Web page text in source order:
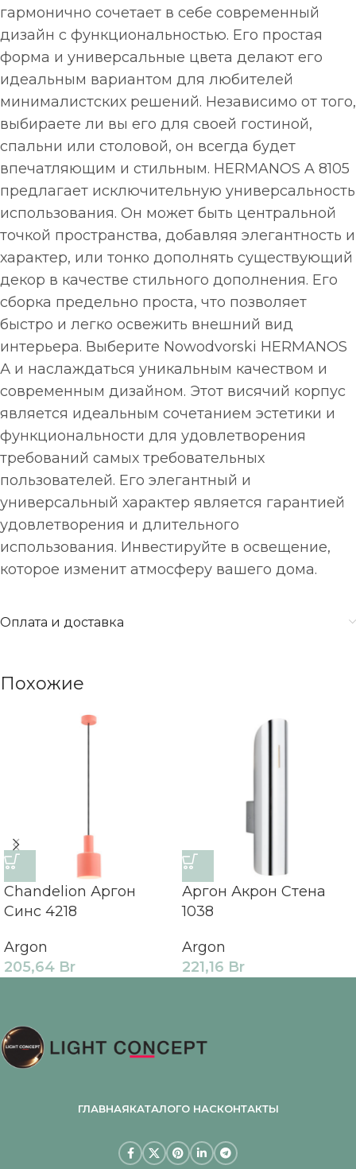
гармонично сочетает в себе современный
дизайн с функциональностью. Его простая
форма и универсальные цвета делают его
идеальным вариантом для любителей
минималистских решений. Независимо от того,
выбираете ли вы его для своей гостиной,
спальни или столовой, он всегда будет
впечатляющим и стильным. HERMANOS A 8105
предлагает исключительную универсальность
использования. Он может быть центральной
точкой пространства, добавляя элегантность и
характер, или тонко дополнять существующий
декор в качестве стильного дополнения. Его
сборка предельно проста, что позволяет
быстро и легко освежить внешний вид
интерьера. Выберите Nowodvorski HERMANOS
А и наслаждаться уникальным качеством и
современным дизайном. Этот висячий корпус
является идеальным сочетанием эстетики и
функциональности для удовлетворения
требований самых требовательных
пользователей. Его элегантный и
универсальный характер является гарантией
удовлетворения и длительного
использования. Инвестируйте в освещение,
которое изменит атмосферу вашего дома.
Оплата и доставка
Похожие
Chandelion Аргон
Синс 4218
Argon
205,64 Br
Аргон Акрон Стена
1038
Argon
221,16 Br
ГЛАВНАЯКАТАЛОГО НАСКОНТАКТЫ